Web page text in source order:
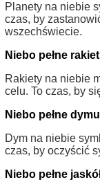
Planety na niebie
czas, by
wszechświecie.
Niebo pełne rakiet
Rakiety na niebie
celu. To czas, by
Niebo pełne dymu
Dym na niebie
czas, by oczyścić
Niebo pełne